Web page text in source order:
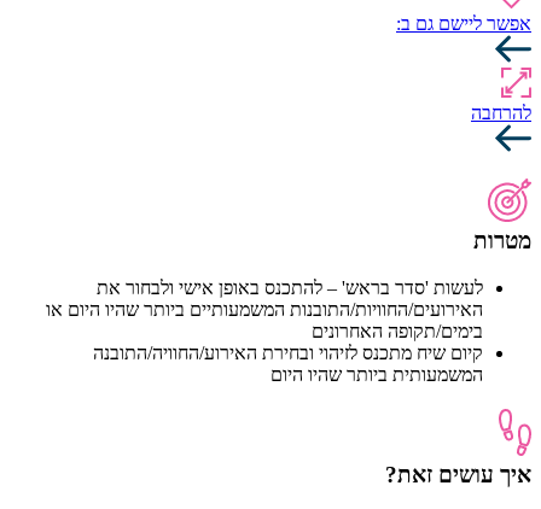
אפשר ליישם גם ב:
להרחבה
מטרות
לעשות 'סדר בראש' – להתכנס באופן אישי ולבחור את
האירועים/החוויות/התובנות המשמעותיים ביותר שהיו היום או
בימים/תקופה האחרונים
קיום שיח מתכנס לזיהוי ובחירת האירוע/החוויה/התובנה
המשמעותית ביותר שהיו היום
איך עושים זאת?